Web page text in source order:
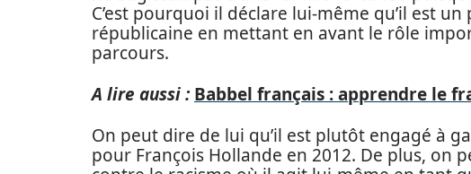
C’est pourquoi il déclare lui-même qu’il est
républicaine en mettant en avant le rôle
parcours.
A lire aussi : Babbel français : apprendre le
On peut dire de lui qu’il est plutôt engagé à
pour François Hollande en 2012. De plus, on